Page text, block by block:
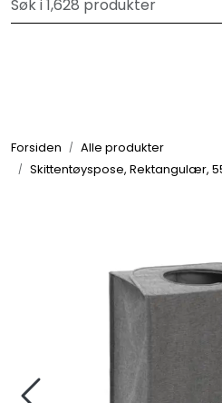
Skip to main contentVelkommen til vår
Forsiden
Alle produkter
Skittentøyspose, Rektangulær,
Om oss